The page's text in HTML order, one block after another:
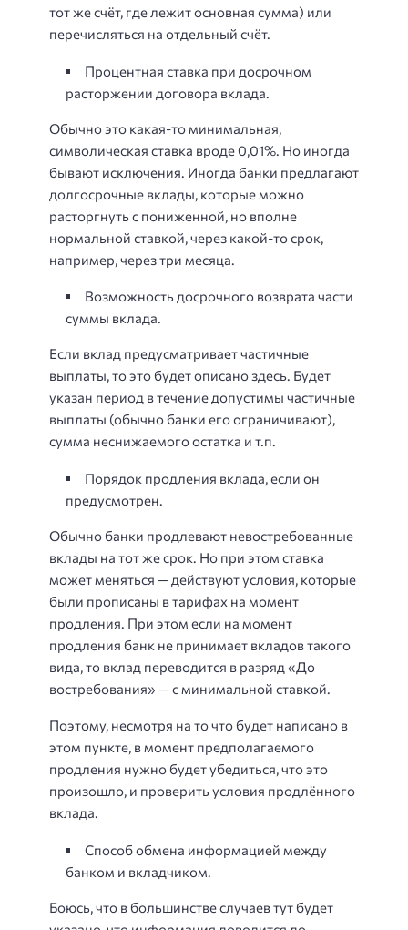
тот же счёт, где лежит основная сумма) или
перечисляться на отдельный счёт.
Процентная ставка при досрочном
расторжении договора вклада.
Обычно это какая-то минимальная,
символическая ставка вроде 0,01%. Но иногда
бывают исключения. Иногда банки предлагают
долгосрочные вклады, которые можно
расторгнуть с пониженной, но вполне
нормальной ставкой, через какой-то срок,
например, через три месяца.
Возможность досрочного возврата части
суммы вклада.
Если вклад предусматривает частичные
выплаты, то это будет описано здесь. Будет
указан период в течение допустимы частичные
выплаты (обычно банки его ограничивают),
сумма неснижаемого остатка и т.п.
Порядок продления вклада, если он
предусмотрен.
Обычно банки продлевают невостребованные
вклады на тот же срок. Но при этом ставка
может меняться — действуют условия, которые
были прописаны в тарифах на момент
продления. При этом если на момент
продления банк не принимает вкладов такого
вида, то вклад переводится в разряд «До
востребования» — с минимальной ставкой.
Поэтому, несмотря на то что будет написано в
этом пункте, в момент предполагаемого
продления нужно будет убедиться, что это
произошло, и проверить условия продлённого
вклада.
Способ обмена информацией между
банком и вкладчиком.
Боюсь, что в большинстве случаев тут будет